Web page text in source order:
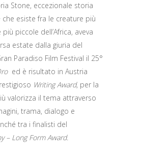
Stone, eccezionale storia
che esiste fra le creature più
piccole dell’Africa, aveva
estate dalla giuria del
Paradiso Film Festival il 25°
ed è risultato in Austria
Writing Award, per la
valorizza il tema attraverso
trama, dialogo e
tra i finalisti del
– Long Form Award.